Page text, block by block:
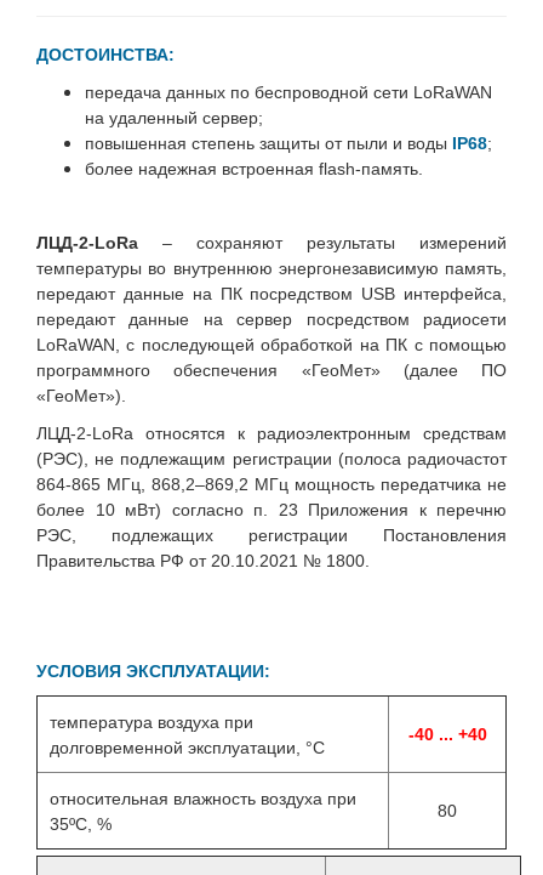
ДОСТОИНСТВА:
передача данных по беспроводной сети LoRaWAN
на удаленный сервер;
повышенная степень защиты от пыли и воды IP68;
более надежная встроенная flаsh-память.
ЛЦД-2-LoRa – сохраняют результаты измерений
температуры во внутреннюю энергонезависимую память,
передают данные на ПК посредством USB интерфейса,
передают данные на сервер посредством радиосети
LoRaWAN, с последующей обработкой на ПК с помощью
программного обеспечения «ГеоМет» (далее ПО
«ГеоМет»).
ЛЦД-2-LoRa относятся к радиоэлектронным средствам
(РЭС), не подлежащим регистрации (полоса радиочастот
864-865 МГц, 868,2–869,2 МГц мощность передатчика не
более 10 мВт) согласно п. 23 Приложения к перечню
РЭС, подлежащих регистрации Постановления
Правительства РФ от 20.10.2021 № 1800.
УСЛОВИЯ ЭКСПЛУАТАЦИИ:
температура воздуха при
долговременной эксплуатации, °C
-40 ... +40
относительная влажность воздуха при
35ºС, %
80